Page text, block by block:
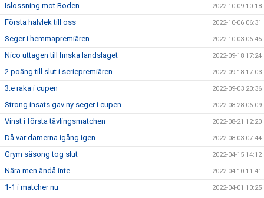
Islossning mot Boden 2022-10-09 10:18
Första halvlek till oss 2022-10-06 06:31
Seger i hemmapremiären 2022-10-03 06:45
Nico uttagen till finska landslaget 2022-09-18 17:24
2 poäng till slut i seriepremiären 2022-09-18 17:03
3:e raka i cupen 2022-09-03 20:36
Strong insats gav ny seger i cupen 2022-08-28 06:09
Vinst i första tävlingsmatchen 2022-08-21 12:20
Då var damerna igång igen 2022-08-03 07:44
Grym säsong tog slut 2022-04-15 14:12
Nära men ändå inte 2022-04-10 11:41
1-1 i matcher nu 2022-04-01 10:25